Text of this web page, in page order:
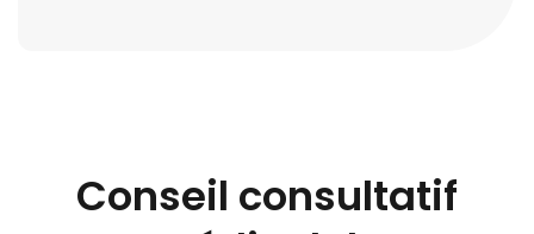
Conseil consultatif